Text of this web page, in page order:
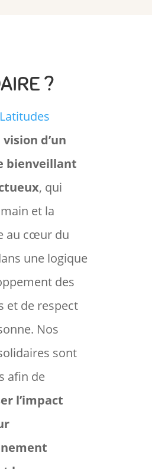
?
vision d’un
bienveillant
, qui
et la
au cœur du
une logique
des
et de respect
Nos
sont
afin de
l’impact